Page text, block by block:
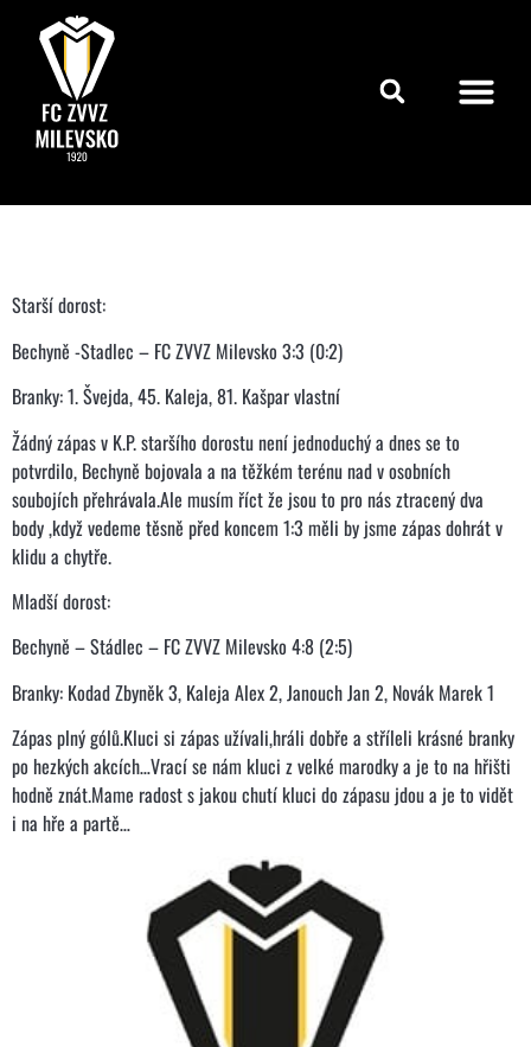
Starší dorost:
Bechyně -Stadlec – FC ZVVZ Milevsko 3:3 (0:2)
Branky: 1. Švejda, 45. Kaleja, 81. Kašpar vlastní
Žádný zápas v K.P. staršího dorostu není jednoduchý a dnes se to
potvrdilo, Bechyně bojovala a na těžkém terénu nad v osobních
soubojích přehrávala.Ale musím říct že jsou to pro nás ztracený dva
body ,když vedeme těsně před koncem 1:3 měli by jsme zápas dohrát v
klidu a chytře.
Mladší dorost:
Bechyně – Stádlec – FC ZVVZ Milevsko 4:8 (2:5)
Branky: Kodad Zbyněk 3, Kaleja Alex 2, Janouch Jan 2, Novák Marek 1
Zápas plný gólů.Kluci si zápas užívali,hráli dobře a stříleli krásné branky
po hezkých akcích…Vrací se nám kluci z velké marodky a je to na hřišti
hodně znát.Mame radost s jakou chutí kluci do zápasu jdou a je to vidět
i na hře a partě…